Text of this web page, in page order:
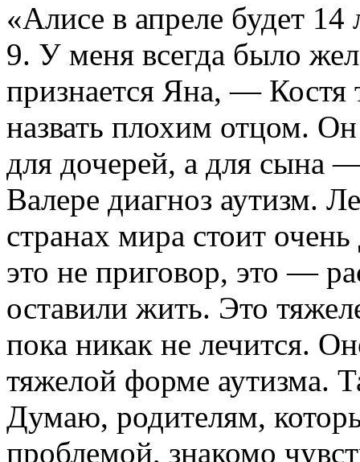
«Алисе в апреле будет
9. У меня всегда было
признается Яна, — Костя
назвать плохим отцом.
для дочерей, а для сына
Валере диагноз аутизм.
странах мира стоит
это не приговор, это —
оставили жить. Это
пока никак не лечится.
тяжелой форме аутизма.
Думаю, родителям,
проблемой, знакомо